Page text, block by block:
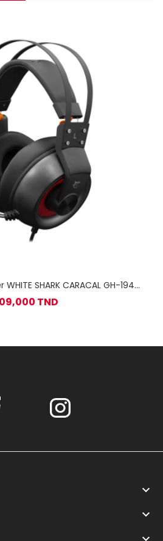
SHARK CARACAL GH-1949
/NoirTND

